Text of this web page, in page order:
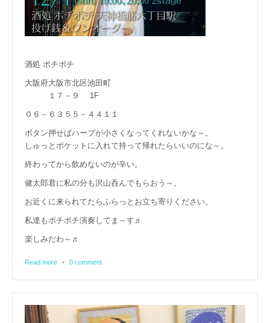
酒処 ボチボチ
大阪府大阪市北区池田町
１７－９ 1F
０６－６３５５－４４１１
ボタン押せばハープが小さくなってくれないかな～。
しゅっとポケットに入れて持って帰れたらいいのにな～。
終わってから飲めないのが辛い。
健太郎君に私の分も沢山呑んでもらおう～。
お近くに来られてたらふらっとお立ち寄りください。
私達もボチボチ演奏してま～す♬
楽しみだわ～♬
Read more • 0 comment